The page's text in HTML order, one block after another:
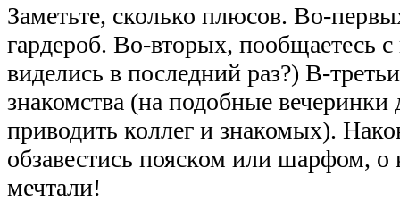
Заметьте, сколько плюсов. Во-
гардероб. Во-вторых, пообщаетесь
виделись в последний раз?) В-
знакомства (на подобные вечеринки
приводить коллег и знакомых).
обзавестись пояском или шарфом, о
мечтали!